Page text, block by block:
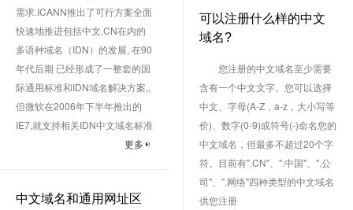
需求.ICANN推出了可行方案全面
快速地推进包括中文.CN在内的
多语种域名（IDN）的发展, 在90
年代后期 已经形成了一整套的国
际通用标准和IDN域名解决方案,,
但微软在2006年下半年推出的
IE7,就支持相关IDN中文域名标准
更多
中文域名和通用网址区
可以注册什么样的中文
域名?
您注册的中文域名至少需要
含有一个中文文字。您可以选择
中文、字母(A-Z，a-z，大小写等
价)、数字(0-9)或符号(-)命名您的
中文域名，但最多不超过20个字
符。目前有".CN"、".中国"、".公
司"、".网络"四种类型的中文域名
供您注册